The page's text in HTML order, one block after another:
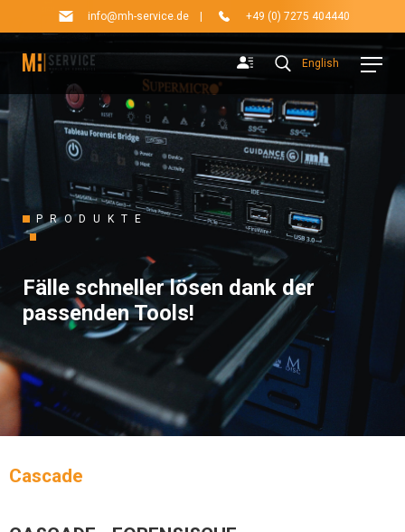
info@mh-service.de +49 (0) 7275 404440
English
PRODUKTE
Fälle schneller lösen dank der
passenden Tools!
Cascade